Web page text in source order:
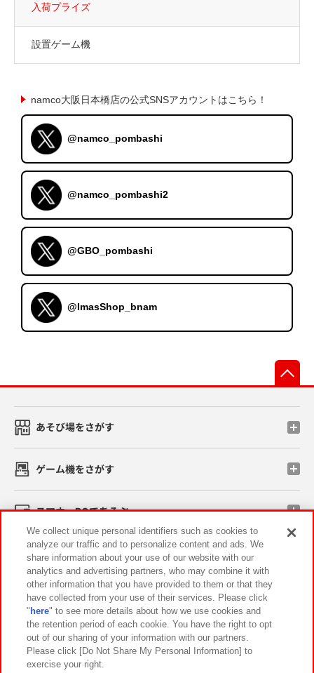
入荷プライズ
設置ゲーム機
namco大阪日本橋店の公式SNSアカウントはこちら！
@namco_pombashi
@namco_pombashi2
@GBO_pombashi
@ImasShop_bnam
あそび場をさがす
ゲーム機をさがす
スマホ・PCであそぶ
イベント・キャンペーン
関連会社 サステナビリティ サイトポリシー
プライバシーポリシー ウェブアクセシビリティ方針と検証結果
お取引先さまとともに
We collect unique personal identifiers such as cookies to
analyze our traffic and to personalize content and ads. We
share information about your use of our website with our
analytics and advertising partners, who may combine it with
other information that you have provided to them or that they
have collected from your use of their services. Please click
" here" to see more details about how we use cookies and
the retention period of each cookie. You have the right to opt
out of our sharing of your information with our partners.
Please click [Do Not Share My Personal Information] to
exercise your right.